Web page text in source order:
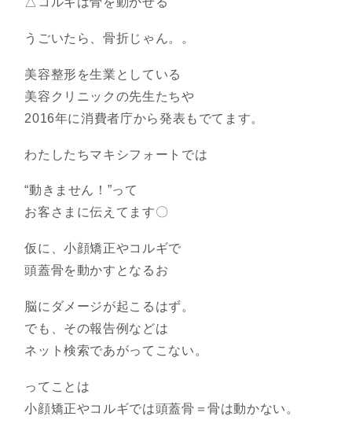
うごいたら、骨折じゃん。。
美容整形を生業としている
美容クリニックの先生たちや
2016年に消費者庁から発表もでてます。
わたしたちマキシフォートでは
“動きません！”って
お客さまに伝えてます〇
仮に、小顔矯正やコルギで
頭蓋骨を動かすとなるお
脳にダメージが起こるはず。
でも、その報告例などは
ネット検索であがってこない。
ってことは
小顔矯正やコルギでは頭蓋骨＝骨は動かない。